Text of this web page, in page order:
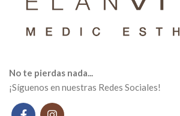
No te pierdas nada...
¡Síguenos en nuestras Redes Sociales!